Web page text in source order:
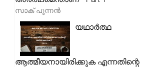
സാക് പുന്നൻ
യഥാർത്ഥ
ആത്മീയനായിരിക്കുക എന്നതിന്റെ